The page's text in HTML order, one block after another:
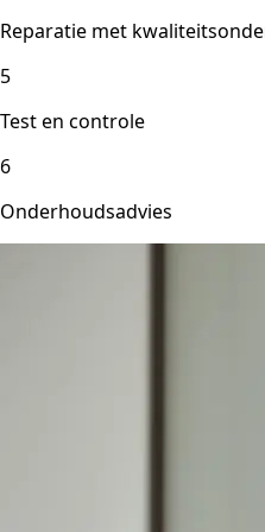
Reparatie met
5
Test en controle
6
Onderhoudsadvies